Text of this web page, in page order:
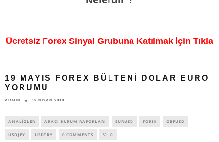
Ücretsiz Forex Sinyal Grubuna Katılmak İçin Tıkla
19 MAYIS FOREX BÜLTENI DOLAR EURO
YORUMU
ADMIN 19 NISAN 2018
ANALIZLER ARACI KURUM RAPORLARI EURUSD FOREX GBPUSD
USDJPY USDTRY 0 COMMENTS 0